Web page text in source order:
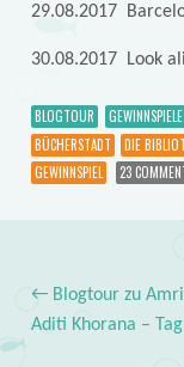
29.08.2017
30.08.2017 Look
BLOGTOUR GEWINNSPIELE
BÜCHERSTADT
DIE
GEWINNSPIEL
23
Post
←Blogtour zu
Aditi Khorana –